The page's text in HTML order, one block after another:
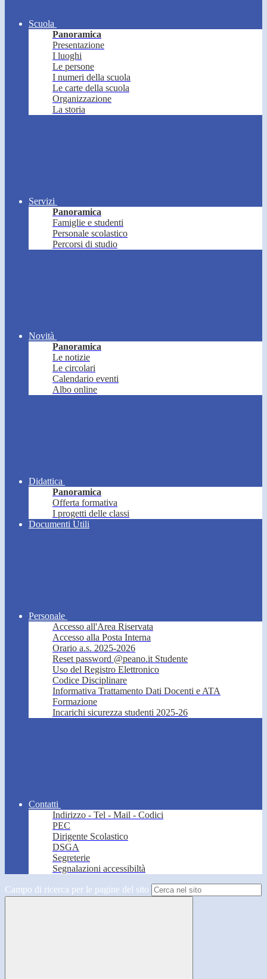
Scuola
Panoramica
Presentazione
I luoghi
Le persone
I numeri della scuola
Le carte della scuola
Organizzazione
La storia
Servizi
Panoramica
Famiglie e studenti
Personale scolastico
Percorsi di studio
Novità
Panoramica
Le notizie
Le circolari
Calendario eventi
Albo online
Didattica
Panoramica
Offerta formativa
I progetti delle classi
Documenti Utili
Personale
Accesso all'Area Riservata
Accesso alla Posta Interna
Orario a.s. 2025-2026
Reset password @peano.it Studente
Uso del Registro Elettronico
Codice Disciplinare
Informativa Trattamento Dati Docenti e ATA
Formazione
Incarichi sicurezza studenti 2025-26
Contatti
Indirizzo - Tel - Mail - Codici
PEC
Dirigente Scolastico
DSGA
Segreterie
Segnalazioni accessibiltà
Campo di ricerca per le pagine del sito